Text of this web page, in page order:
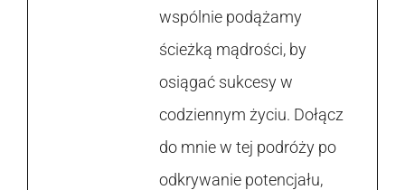
wspólnie podążamy
ścieżką mądrości, by
osiągać sukcesy w
codziennym życiu. Dołącz
do mnie w tej podróży po
odkrywanie potencjału,